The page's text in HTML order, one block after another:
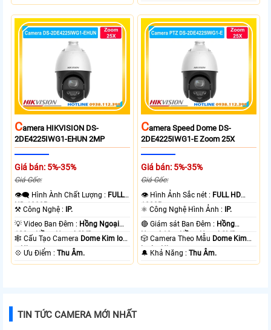
CAmera HIKVISION DS-
2DE4225IWG1-EHUN 2MP
Giá bán: 5%-35%
Giá Gốc:
👁️‍🗨 Hình Ành Chất Lượng : FULL
HD 1080P .
⚒ Công Nghệ :
IP.
💡 Video Ban Đêm : Hồng Ngoại
100m Hồng Ngoại SMD.
🕸️ Cấu Tạo Camera Dome Kim loại
+ Nhựa.
️💠 Ưu Điểm :Thu Âm.
CAmera Speed Dome DS-
2DE4225IWG1-E Zoom 25X
Giá bán: 5%-35%
Giá Gốc:
👁 Hình Ảnh Sắc nét : FULL HD
1080P .
⚛️ Công Nghệ Hình Ảnh :
IP.
🔴 Giám sát Ban Đêm : Hồng
Ngoại 10m Hồng Ngoại SMD.
🎲 Camera Theo Mẫu Dome Kim
loại + Nhựa.
️🔔 Khả Năng :Thu Âm.
TIN TỨC CAMERA MỚI NHẤT